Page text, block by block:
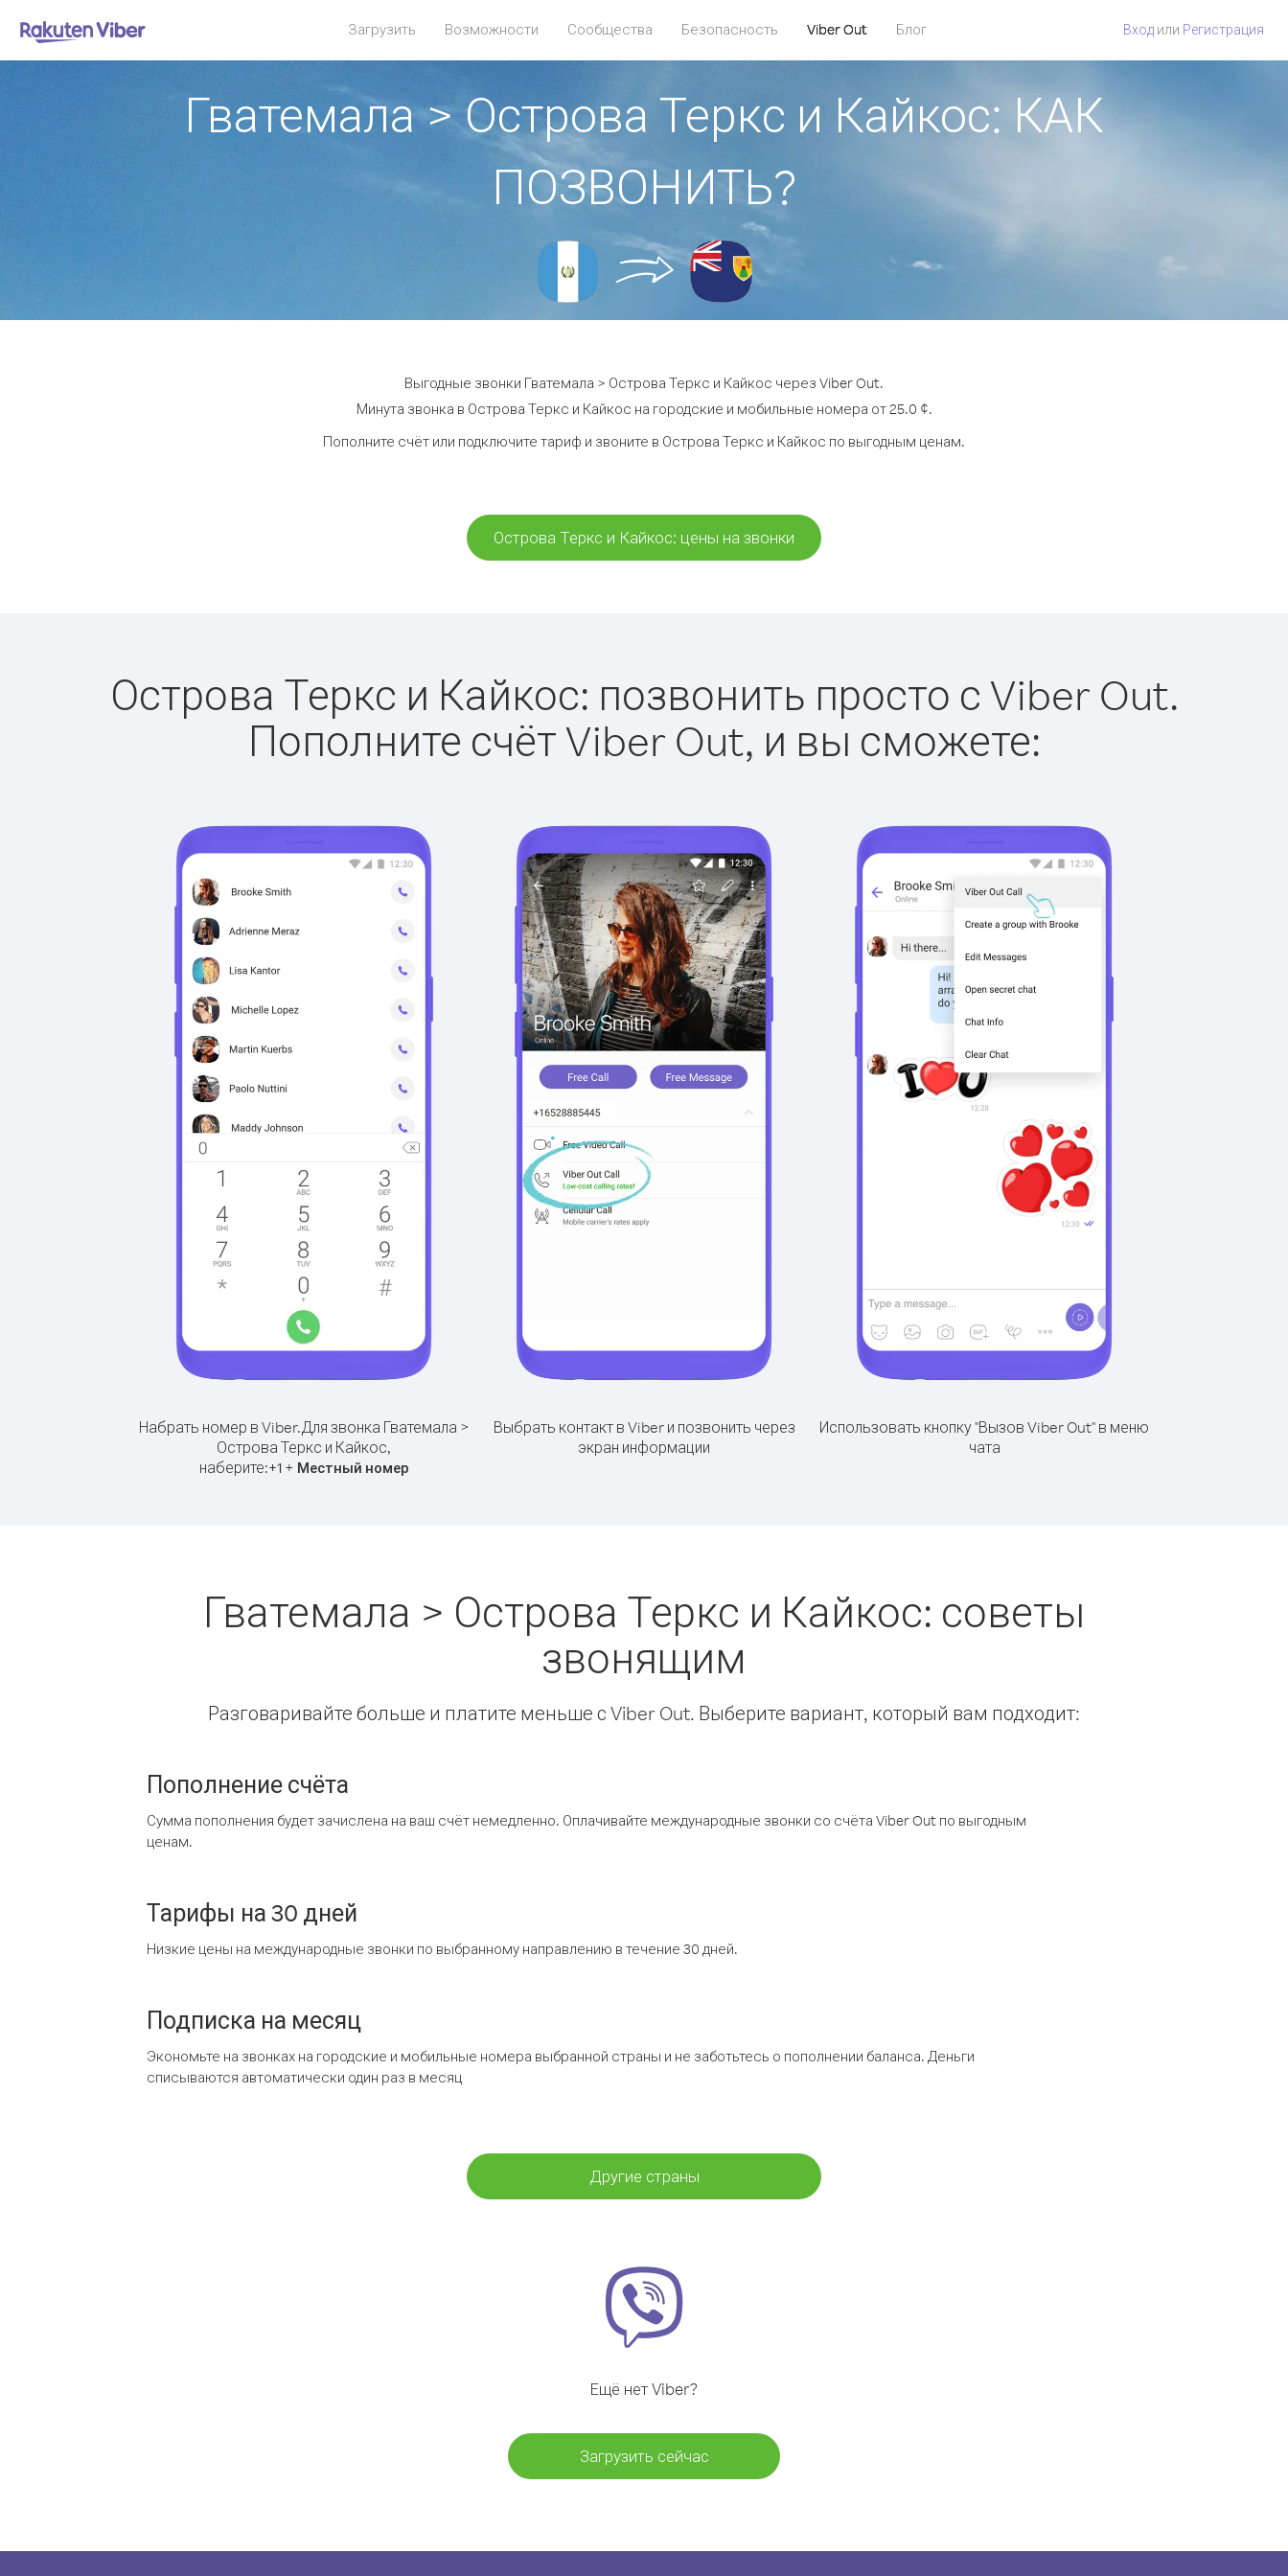
Загрузить Возможности Сообщества Безопасность Viber Out Блог Вход или Регистрация
Гватемала > Острова Теркс и Кайкос: КАК
ПОЗВОНИТЬ?
Выгодные звонки Гватемала > Острова Теркс и Кайкос через Viber Out.
Минута звонка в Острова Теркс и Кайкос на городские и мобильные номера от 25.0 ¢.
Пополните счёт или подключите тариф и звоните в Острова Теркс и Кайкос по выгодным ценам.
Острова Теркс и Кайкос: цены на звонки
Острова Теркс и Кайкос: позвонить просто с Viber Out.
Пополните счёт Viber Out, и вы сможете:
Набрать номер в Viber.Для звонка Гватемала >
Острова Теркс и Кайкос,
наберите:+1+ Местный номер
Выбрать контакт в Viber и позвонить через
экран информации
Использовать кнопку "Вызов Viber Out" в меню
чата
Гватемала > Острова Теркс и Кайкос: советы
звонящим
Разговаривайте больше и платите меньше с Viber Out. Выберите вариант, который вам подходит:
Пополнение счёта
Сумма пополнения будет зачислена на ваш счёт немедленно. Оплачивайте международные звонки со счёта Viber Out по выгодным
ценам.
Тарифы на 30 дней
Низкие цены на международные звонки по выбранному направлению в течение 30 дней.
Подписка на месяц
Экономьте на звонках на городские и мобильные номера выбранной страны и не заботьтесь о пополнении баланса. Деньги
списываются автоматически один раз в месяц
Другие страны
Ещё нет Viber?
Загрузить сейчас